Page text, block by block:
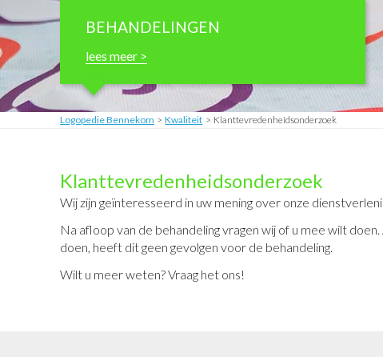
BEHANDELINGEN
lees meer >
Logopedie Bennekom Kwaliteit Klanttevredenheidsonderzoek
Klanttevredenheidsonderzoek
Wij zijn geïnteresseerd in uw mening over onze
Na afloop van de behandeling vragen wij of u mee wilt
doen, heeft dit geen gevolgen voor de behandeling.
Wilt u meer weten? Vraag het ons!